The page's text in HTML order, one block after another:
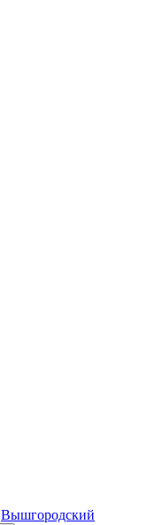
Вышгородский